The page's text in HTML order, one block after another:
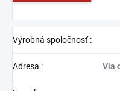
Výrobná spoločnosť:
Adresa : Via